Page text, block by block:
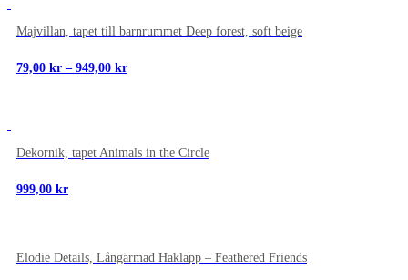
Majvillan, tapet till barnrummet Deep forest, soft beige
79,00 kr – 949,00 krPrisintervall:
Dekornik, tapet Animals in the Circle
999,00 kr
Elodie Details, Långärmad Haklapp – Feathered Friends